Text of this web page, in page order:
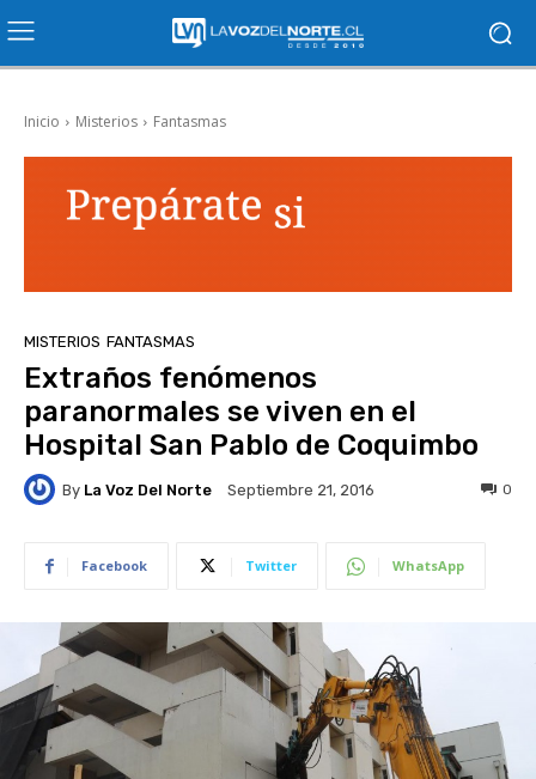
Inicio Misterios Fantasmas
MISTERIOS FANTASMAS
Extraños fenómenos
paranormales se viven en el
Hospital San Pablo de Coquimbo
By La Voz Del Norte Septiembre 21, 2016 0
Facebook Twitter WhatsApp